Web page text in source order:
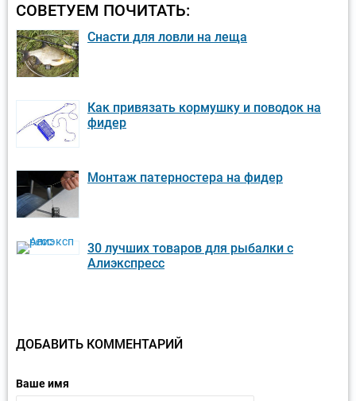
СОВЕТУЕМ ПОЧИТАТЬ:
Снасти для ловли на леща
Как привязать кормушку и поводок на
фидер
Монтаж патерностера на фидер
30 лучших товаров для рыбалки с
Алиэкспресс
ДОБАВИТЬ КОММЕНТАРИЙ
Ваше имя